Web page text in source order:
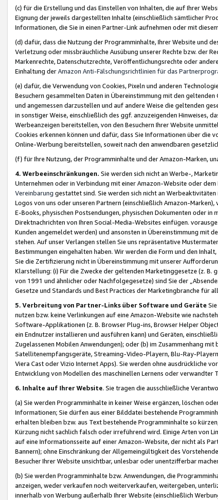
(c) für die Erstellung und das Einstellen von Inhalten, die auf Ihrer
Eignung der jeweils dargestellten Inhalte (einschließlich sämtlicher
Informationen, die Sie in einen Partner-Link aufnehmen oder mit
(d) dafür, dass die Nutzung der Programminhalte, Ihrer Website und
Verletzung oder missbräuchliche Ausübung unserer Rechte bzw. der
Markenrechte, Datenschutzrechte, Veröffentlichungsrechte oder
Einhaltung derAmazon Anti-Fälschungsrichtlinien für das
(e) dafür, die Verwendung von Cookies, Pixeln und anderen
Besuchern gesammelten Daten in Übereinstimmung mit den
und angemessen darzustellen und auf andere Weise die geltenden
in sonstiger Weise, einschließlich des ggf. anzuzeigenden Hinweises,
Werbeanzeigen bereitstellen, von den Besuchern Ihrer Website
Cookies erkennen können und dafür, dass Sie Informationen über die
Online-Werbung bereitstellen, soweit nach den anwendbaren
(f) für Ihre Nutzung, der Programminhalte und der Amazon-Marken,
4. Werbeeinschränkungen. Sie werden sich nicht an Werbe-,
Unternehmen oder in Verbindung mit einer Amazon-Website oder
Vereinbarung gestattet sind. Sie werden sich nicht an
Logos von uns oder unseren Partnern (einschließlich Amazon-
E-Books, physischen Postsendungen, physischen Dokumenten oder in
Direktnachrichten von Ihren Social-Media-Websites einfügen.
Kunden angemeldet werden) und ansonsten in Übereinstimmung mit
stehen. Auf unser Verlangen stellen Sie uns repräsentative
Bestimmungen eingehalten haben. Wir werden die Form und den
Sie die Zertifizierung nicht in Übereinstimmung mit unserer
Klarstellung: (i) Für die Zwecke der geltenden Marketinggesetze (z. B.
von 1991 und ähnlicher oder Nachfolgegesetze) sind Sie der
Gesetze und Standards und Best Practices der Marketingbranche für
5. Verbreitung von Partner-Links über Software und Geräte
nutzen bzw. keine Verlinkungen auf eine Amazon-Website wie
Software-Applikationen (z. B. Browser Plug-ins, Browser Helper
ein Endnutzer installieren und ausführen kann) und Geräten,
Zugelassenen Mobilen Anwendungen); oder (b) im Zusammenhang
Satellitenempfangsgeräte, Streaming-Video-Playern, Blu-Ray-
Viera Cast oder Vizio Internet Apps). Sie werden ohne ausdrückliche
Entwicklung von Modellen des maschinellen Lernens oder
6. Inhalte auf Ihrer Website. Sie tragen die ausschließliche
(a) Sie werden Programminhalte in keiner Weise ergänzen, löschen
Informationen; Sie dürfen aus einer Bilddatei bestehende
erhalten bleiben bzw. aus Text bestehende Programminhalte so
Kürzung nicht sachlich falsch oder irreführend wird. Einige Arten von
auf eine Informationsseite auf einer Amazon-Website, der nicht als
Bannern); ohne Einschränkung der Allgemeingültigkeit des
Besucher Ihrer Website unsichtbar, unlesbar oder unentzifferbar
(b) Sie werden Programminhalte bzw. Anwendungen, die
anzeigen, weder verkaufen noch weiterverkaufen, weitergeben,
innerhalb von Werbung außerhalb Ihrer Website (einschließlich